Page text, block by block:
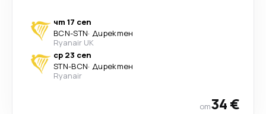
чт 17 сеп
BCN-STN· Директен
Ryanair UK
ср 23 сеп
STN-BCN· Директен
Ryanair
от34 €